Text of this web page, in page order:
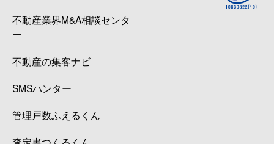
不動産業界M&A相談センタ
ー
不動産の集客ナビ
SMSハンター
管理戸数ふえるくん